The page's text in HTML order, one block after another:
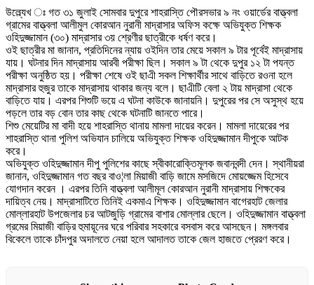
উল্ল্যেখ ঃ গত ৩১ জুলাই সোমবার দুপুরে শাহরাস্তি পৌরসভার ৯ নং ওয়ার্ডের বাত্ত্বলা
গ্রামের বাত্ত্বলা আলীমুল কোরআন নুরানী মাদ্রাসার অফিস কক্ষে অভিযুক্ত শিক্ষক
ওহিদুজ্জামান (৩০) মাদ্রাসার ৩য় শ্রেণীর ছাত্রীকে ধর্ষণ করে।
ওই ছাত্রীর মা জানান, প্রতিদিনের ন্যায় ওইদিন তার মেয়ে সকাল ৯ টার পূর্বেই মাদ্রাসায়
যায়। ঘটনার দিন মাদ্রাসায় আরবী পরীক্ষা ছিল। সকাল ৯ টা থেকে দুপুর ১২ টা পযন্ত
পরীক্ষা অনুষ্ঠিত হয়। পরীক্ষা শেষে ওই ছাএী সকল শিক্ষার্থীর সাথে বাড়িতে রওনা হলে
মাদ্রাসার হুজুর তাকে মাদ্রাসায় থাকার জন্য বলে। ছাএীটি বেলা ২ টায় মাদ্রাসা থেকে
বাড়িতে যায়। এরপর শিশুটি ভয়ে এ ঘটনা কাউকে জানায়নি। দুপুরের পর সে অসুস্থ হয়ে
পড়লে তার বড় বোন তার কাছ থেকে ঘটনাটি জানতে পারে।
শিশু মেয়েটির মা বাদী হয়ে শাহরাস্তি থানায় মামলা দায়ের করেন। মামলা দায়েরের পর
শাহরাস্তি থানা পুলিশ অভিযান চালিয়ে অভিযুক্ত শিক্ষক ওহিদুজ্জামান দীপুকে আটক
করে।
অভিযুক্ত ওহিদুজ্জামান দীপু পুলিশের কাছে স্বীকারোক্তিমূলক জবানবন্দী দেন। স্থানীয়রা
জানান, ওহিদুজ্জামান গত বছর বাও¦লা মিয়াজী বাড়ি জামে মসজিদে মোয়জ্জেম হিসেবে
যোগদান করেন । এরপর তিনি বাত্ত্বলা আলীমূল কোরআন নুরানী মাদ্রাসায় শিক্ষকের
দায়িত্ব নেয়। মাদ্রাসাটিতে তিনিই একমাএ শিক্ষক। ওহিদুজ্জামান বাগেরহাট জেলার
মোল্লারহাট উপজেলার চর আটজুড়ি গ্রামের বাশার মোল্লার ছেলে। ওহিদুজ্জামান বাত্ত্বলা
গ্রমের মিয়াজী বাড়ির হুমায়ূনের ঘরে পরিবার সহকারে বসবাস করে আসছেন। মঙ্গলবার
বিকেলে তাকে চাঁদপুর অদালতে নেয়া হলে আদালত তাকে জেল হাজতে প্রেরণ করে।